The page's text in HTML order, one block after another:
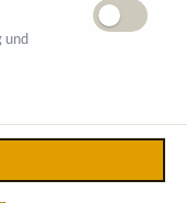
Kontakt
und